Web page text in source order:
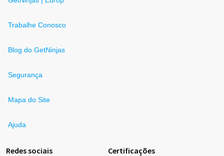
Trabalhe Conosco
Blog do GetNinjas
Segurança
Mapa do Site
Ajuda
Redes sociais Certificações